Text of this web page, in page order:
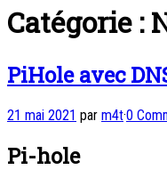
Catégorie :
PiHole avec
21 mai 2021 par m4t·0
Pi-hole